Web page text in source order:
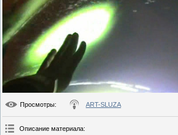
Просмотры: ART-SLUZA
Описание материала: